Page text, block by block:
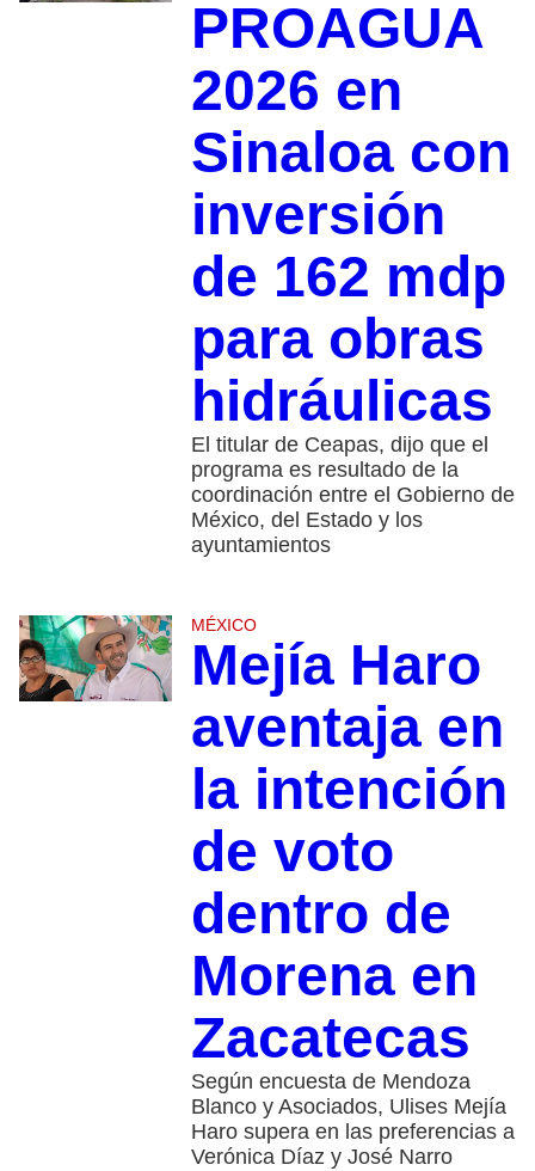
PROAGUA
2026 en
Sinaloa con
inversión
de 162 mdp
para obras
hidráulicas
El titular de Ceapas, dijo que el
programa es resultado de la
coordinación entre el Gobierno de
México, del Estado y los
ayuntamientos
MÉXICO
Mejía Haro
aventaja en
la intención
de voto
dentro de
Morena en
Zacatecas
Según encuesta de Mendoza
Blanco y Asociados, Ulises Mejía
Haro supera en las preferencias a
Verónica Díaz y José Narro